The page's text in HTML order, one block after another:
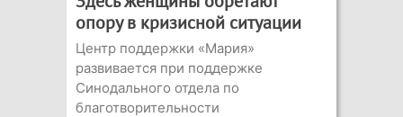
опору в кризисной ситуации
Центр поддержки «Мария»
развивается при поддержке
Синодального отдела по
благотворительности